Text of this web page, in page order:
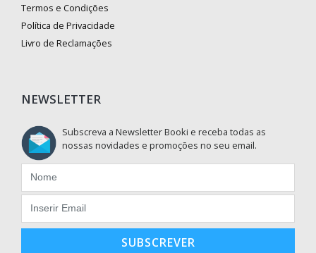
Termos e Condições
Política de Privacidade
Livro de Reclamações
NEWSLETTER
Subscreva a Newsletter Booki e receba todas as
nossas novidades e promoções no seu email.
SUBSCREVER